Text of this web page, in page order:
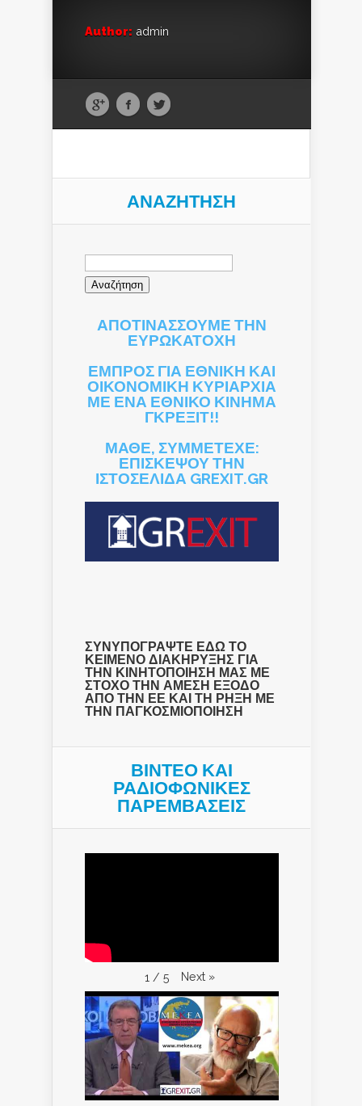
Author: admin
ΑΝΑΖΉΤΗΣΗ
Αναζήτηση
ΑΠΟΤΙΝΑΣΣΟΥΜΕ ΤΗΝ
ΕΥΡΩΚΑΤΟΧΗ
ΕΜΠΡΟΣ ΓΙΑ ΕΘΝΙΚΗ ΚΑΙ
ΟΙΚΟΝΟΜΙΚΗ ΚΥΡΙΑΡΧΙΑ
ΜΕ ΕΝΑ ΕΘΝΙΚΟ ΚΙΝΗΜΑ
ΓΚΡΕΞΙΤ!!
ΜΑΘΕ, ΣΥΜΜΕΤΕΧΕ:
ΕΠΙΣΚΕΨΟΥ ΤΗΝ
ΙΣΤΟΣΕΛΙΔΑ GREXIT.GR
ΣΥΝΥΠΟΓΡΑΨΤΕ ΕΔΩ ΤΟ
ΚΕΙΜΕΝΟ ΔΙΑΚΗΡΥΞΗΣ ΓΙΑ
ΤΗΝ ΚΙΝΗΤΟΠΟΙΗΣΗ ΜΑΣ ΜΕ
ΣΤΟΧΟ ΤΗΝ ΑΜΕΣΗ ΕΞΟΔΟ
ΑΠΟ ΤΗΝ ΕΕ ΚΑΙ ΤΗ ΡΗΞΗ ΜΕ
ΤΗΝ ΠΑΓΚΟΣΜΙΟΠΟΙΗΣΗ
ΒΙΝΤΕΟ ΚΑΙ
ΡΑΔΙΟΦΩΝΙΚΕΣ
ΠΑΡΕΜΒΑΣΕΙΣ
1 / 5 Next »